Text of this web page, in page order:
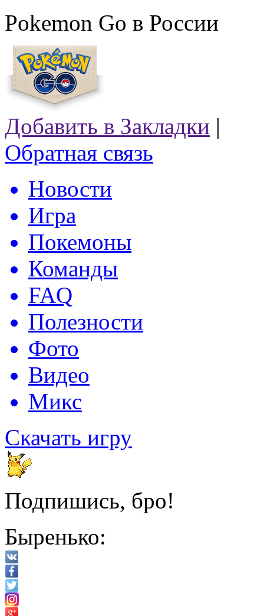
Pokemon Go в России
Добавить в Закладки |
Обратная связь
Новости
Игра
Покемоны
Команды
FAQ
Полезности
Фото
Видео
Микс
Скачать игру
Подпишись, бро!
Быренько: